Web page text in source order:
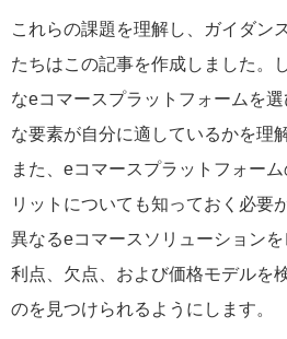
これらの課題を理解し、ガイダン
たちはこの記事を作成しました。
なeコマースプラットフォームを
な要素が自分に適しているかを理
また、eコマースプラットフォー
リットについても知っておく必要
異なるeコマースソリューションを
利点、欠点、および価格モデルを
のを見つけられるようにします。